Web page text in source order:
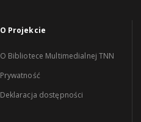
O Projekcie
O Bibliotece Multimedialnej TNN
Prywatność
Deklaracja dostępności